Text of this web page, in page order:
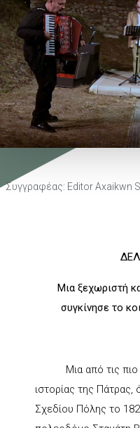
Συγγραφέας: Editor Axaikwn
Μια ξεχωριστή
συγκίνησε το
Μια από τις πιο
ιστορίας της Πάτρας,
Σχεδίου Πόλης το